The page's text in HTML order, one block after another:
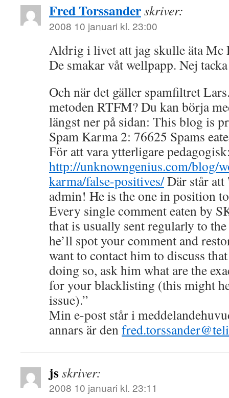
Fred Torssanderskriver:
2008 10 januari kl. 23:00
Aldrig i livet att jag skulle äta Mc
De smakar våt wellpapp. Nej
Och när det gäller spamfiltret
metoden RTFM? Du kan börja
längst ner på sidan: This blog is
Spam Karma 2: 76625 Spams
För att vara ytterligare
http://unknowngenius.com/blog/
karma/false-positives/Där står att
admin! He is the one in position
Every single comment eaten by
that is usually sent regularly to
he’ll spot your comment and
want to contact him to discuss
doing so, ask him what are the
for your blacklisting (this might
issue).”
Min e-post står i
annars är den
jsskriver:
2008 10 januari kl. 23:11